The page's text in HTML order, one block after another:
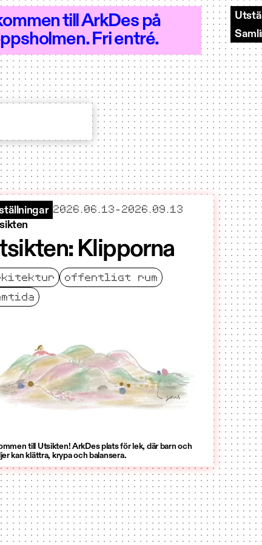
- Öppet 10–18
till ArkDes på
Fri entré.
startar
2026.06.13- slutar
2026.09.13
Klipporna
offentligt rum
till Utsikten! ArkDes plats för lek, där barn och
kan klättra, krypa och balansera.